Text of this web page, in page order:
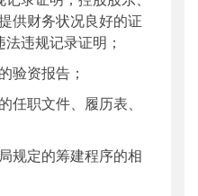
供财务状况良好的证
违规记录证明；
验资报告；
任职文件、履历表、
规定的筹建程序的相